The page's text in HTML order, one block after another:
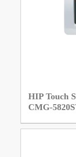
HIP Touch
CMG-